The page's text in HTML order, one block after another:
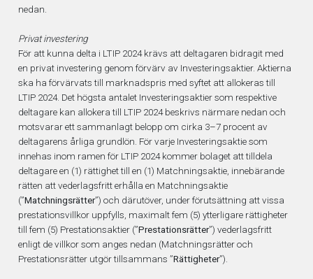
nedan.
Privat investering
För att kunna delta i LTIP 2024 krävs att deltagaren bidragit med
en privat investering genom förvärv av Investeringsaktier. Aktierna
ska ha förvärvats till marknadspris med syftet att allokeras till
LTIP 2024. Det högsta antalet Investeringsaktier som respektive
deltagare kan allokera till LTIP 2024 beskrivs närmare nedan och
motsvarar ett sammanlagt belopp om cirka 3–7 procent av
deltagarens årliga grundlön. För varje Investeringsaktie som
innehas inom ramen för LTIP 2024 kommer bolaget att tilldela
deltagare en (1) rättighet till en (1) Matchningsaktie, innebärande
rätten att vederlagsfritt erhålla en Matchningsaktie
(”Matchningsrätter”) och därutöver, under förutsättning att vissa
prestationsvillkor uppfylls, maximalt fem (5) ytterligare rättigheter
till fem (5) Prestationsaktier (”Prestationsrätter”) vederlagsfritt
enligt de villkor som anges nedan (Matchningsrätter och
Prestationsrätter utgör tillsammans ”Rättigheter”).